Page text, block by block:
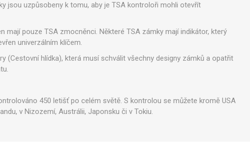
jsou uzpůsobeny k tomu, aby je TSA kontroloři mohli otevřít
mají pouze TSA zmocněnci. Některé TSA zámky mají indikátor, který
univerzálním klíčem.
(Cestovní hlídka), která musí schválit všechny designy zámků a opatřit
450 letišť po celém světě. S kontrolou se můžete kromě USA
v Nizozemí, Austrálii, Japonsku či v Tokiu.